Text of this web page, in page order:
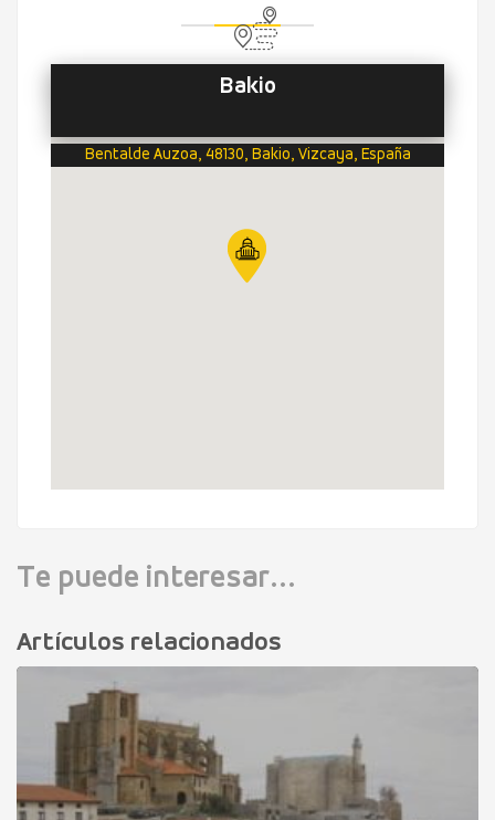
Bakio
Bentalde Auzoa, 48130, Bakio, Vizcaya, España
Te puede interesar...
Artículos relacionados